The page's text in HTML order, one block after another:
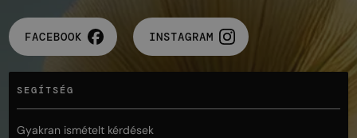
FACEBOOK INSTAGRAM
SEGÍTSÉG
Gyakran ismételt kérdések